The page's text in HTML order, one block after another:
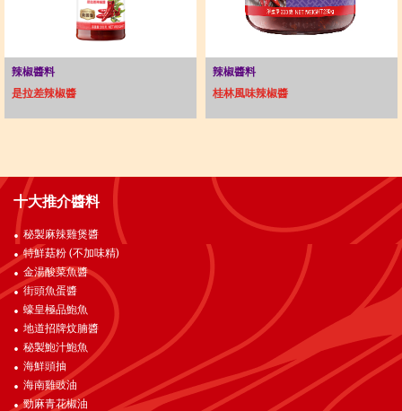
辣椒醬料
是拉差辣椒醬
辣椒醬料
桂林風味辣椒醬
十大推介醬料
秘製麻辣雞煲醬
特鮮菇粉 (不加味精)
金湯酸菜魚醬
街頭魚蛋醬
蠔皇極品鮑魚
地道招牌炆腩醬
秘製鮑汁鮑魚
海鮮頭抽
海南雞豉油
勁麻青花椒油